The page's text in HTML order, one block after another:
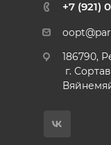
+7 (921)
186790,
г.